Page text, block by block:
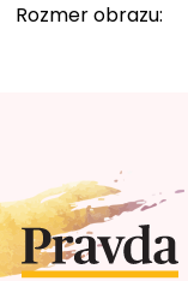
Rozmer obrazu:
t
i
e